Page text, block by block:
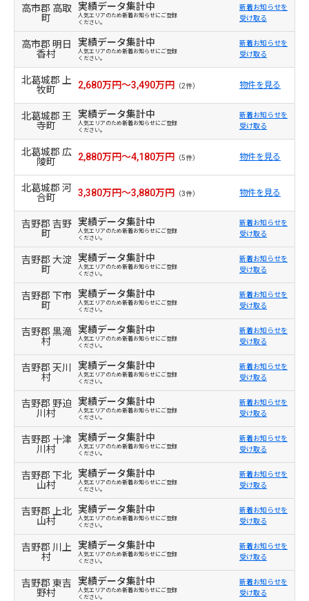
高市郡 高取
町
実績データ集計中
人気エリアのため新着お知らせにご登録
ください。
新着お知らせを
受け取る
高市郡 明日
香村
実績データ集計中
人気エリアのため新着お知らせにご登録
ください。
新着お知らせを
受け取る
北葛城郡 上
牧町
2,680万円～3,490万円 （2件） 物件を見る
北葛城郡 王
寺町
実績データ集計中
人気エリアのため新着お知らせにご登録
ください。
新着お知らせを
受け取る
北葛城郡 広
陵町
2,880万円～4,180万円 （5件） 物件を見る
北葛城郡 河
合町
3,380万円～3,880万円 （3件） 物件を見る
吉野郡 吉野
町
実績データ集計中
人気エリアのため新着お知らせにご登録
ください。
新着お知らせを
受け取る
吉野郡 大淀
町
実績データ集計中
人気エリアのため新着お知らせにご登録
ください。
新着お知らせを
受け取る
吉野郡 下市
町
実績データ集計中
人気エリアのため新着お知らせにご登録
ください。
新着お知らせを
受け取る
吉野郡 黒滝
村
実績データ集計中
人気エリアのため新着お知らせにご登録
ください。
新着お知らせを
受け取る
吉野郡 天川
村
実績データ集計中
人気エリアのため新着お知らせにご登録
ください。
新着お知らせを
受け取る
吉野郡 野迫
川村
実績データ集計中
人気エリアのため新着お知らせにご登録
ください。
新着お知らせを
受け取る
吉野郡 十津
川村
実績データ集計中
人気エリアのため新着お知らせにご登録
ください。
新着お知らせを
受け取る
吉野郡 下北
山村
実績データ集計中
人気エリアのため新着お知らせにご登録
ください。
新着お知らせを
受け取る
吉野郡 上北
山村
実績データ集計中
人気エリアのため新着お知らせにご登録
ください。
新着お知らせを
受け取る
吉野郡 川上
村
実績データ集計中
人気エリアのため新着お知らせにご登録
ください。
新着お知らせを
受け取る
吉野郡 東吉
野村
実績データ集計中
人気エリアのため新着お知らせにご登録
ください。
新着お知らせを
受け取る